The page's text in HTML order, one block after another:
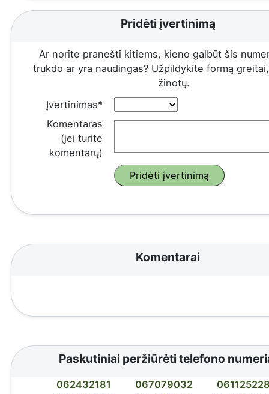
Pridėti įvertinimą
Ar norite pranešti kitiems, kieno galbūt šis
trukdo ar yra naudingas? Užpildykite formą
žinotų.
Įvertinimas*
Komentaras
(jei turite
komentarų)
Komentarai
Paskutiniai peržiūrėti telefono
062432181 067079032